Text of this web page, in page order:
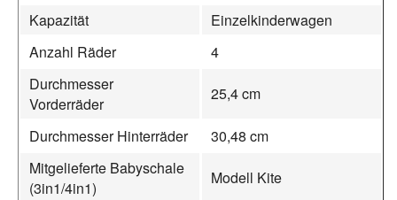
Kapazität
Einzelkinderwagen
Anzahl Räder
4
Durchmesser
Vorderräder
25,4 cm
Durchmesser Hinterräder
30,48 cm
Mitgelieferte Babyschale
(3in1/4in1)
Modell Kite